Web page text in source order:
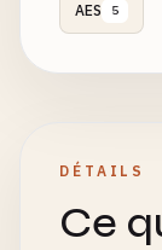
AES 5
DÉTAILS
Ce